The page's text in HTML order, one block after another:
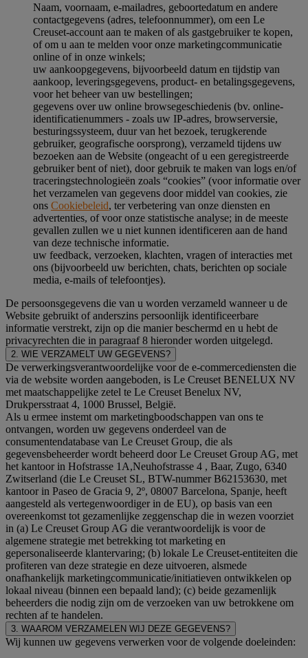
Naam, voornaam, e-mailadres, geboortedatum en andere
contactgegevens (adres, telefoonnummer), om een Le
Creuset-account aan te maken of als gastgebruiker te kopen,
of om u aan te melden voor onze marketingcommunicatie
online of in onze winkels;
uw aankoopgegevens, bijvoorbeeld datum en tijdstip van
aankoop, leveringsgegevens, product- en betalingsgegevens,
voor het beheer van uw bestellingen;
gegevens over uw online browsegeschiedenis (bv. online-
identificatienummers - zoals uw IP-adres, browserversie,
besturingssysteem, duur van het bezoek, terugkerende
gebruiker, geografische oorsprong), verzameld tijdens uw
bezoeken aan de Website (ongeacht of u een geregistreerde
gebruiker bent of niet), door gebruik te maken van logs en/of
traceringstechnologieën zoals “cookies” (voor informatie over
het verzamelen van gegevens door middel van cookies, zie
ons Cookiebeleid, ter verbetering van onze diensten en
advertenties, of voor onze statistische analyse; in de meeste
gevallen zullen we u niet kunnen identificeren aan de hand
van deze technische informatie.
uw feedback, verzoeken, klachten, vragen of interacties met
ons (bijvoorbeeld uw berichten, chats, berichten op sociale
media, e-mails of telefoontjes).
De persoonsgegevens die van u worden verzameld wanneer u de
Website gebruikt of anderszins persoonlijk identificeerbare
informatie verstrekt, zijn op die manier beschermd en u hebt de
privacyrechten die in paragraaf 8 hieronder worden uitgelegd.
2. WIE VERZAMELT UW GEGEVENS?
De verwerkingsverantwoordelijke voor de e-commercediensten die
via de website worden aangeboden, is Le Creuset BENELUX NV
met maatschappelijke zetel te Le Creuset Benelux NV,
Drukpersstraat 4, 1000 Brussel, België.
Als u ermee instemt om marketingboodschappen van ons te
ontvangen, worden uw gegevens onderdeel van de
consumentendatabase van Le Creuset Group, die als
gegevensbeheerder wordt beheerd door Le Creuset Group AG, met
het kantoor in Hofstrasse 1A,Neuhofstrasse 4 , Baar, Zugo, 6340
Zwitserland (die Le Creuset SL, BTW-nummer B62153630, met
kantoor in Paseo de Gracia 9, 2º, 08007 Barcelona, Spanje, heeft
aangesteld als vertegenwoordiger in de EU), op basis van een
overeenkomst tot gezamenlijke zeggenschap die in wezen voorziet
in (a) Le Creuset Group AG die verantwoordelijk is voor de
algemene strategie met betrekking tot marketing en
gepersonaliseerde klantervaring; (b) lokale Le Creuset-entiteiten die
profiteren van deze strategie en deze uitvoeren, alsmede
onafhankelijk marketingcommunicatie/initiatieven ontwikkelen op
lokaal niveau (binnen een bepaald land); (c) beide gezamenlijk
beheerders die nodig zijn om de verzoeken van uw betrokkene om
rechten af te handelen.
3. WAAROM VERZAMELEN WIJ DEZE GEGEVENS?
Wij kunnen uw gegevens verwerken voor de volgende doeleinden: